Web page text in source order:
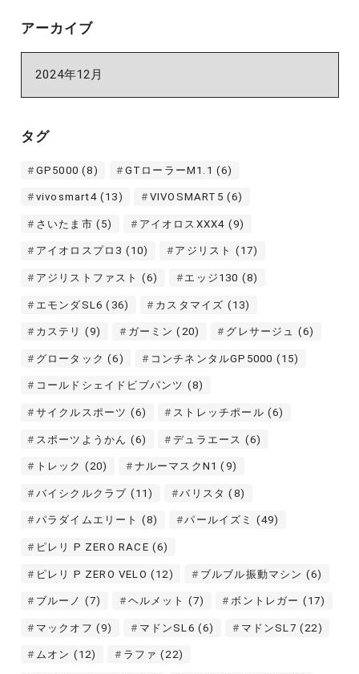
アーカイブ
ブ
タグ
GP5000 (8) GTローラーM1.1 (6)
vivosmart4(13) VIVOSMART5 (6)
さいたま市 (5) アイオロスXXX4 (9)
アイオロスプロ3 (10) アジリスト (17)
アジリストファスト (6) エッジ130 (8)
エモンダSL6 (36) カスタマイズ (13)
カステリ (9) ガーミン (20) グレサージュ (6)
グロータック (6) コンチネンタルGP5000 (15)
コールドシェイドビブパンツ (8)
サイクルスポーツ (6) ストレッチポール (6)
スポーツようかん (6) デュラエース (6)
トレック (20) ナルーマスクN1 (9)
バイシクルクラブ (11) バリスタ (8)
パラダイムエリート (8) パールイズミ (49)
ピレリ P ZERO RACE (6)
ピレリ P ZERO VELO (12) ブルブル振動マシン (6)
ブルーノ (7) ヘルメット (7) ボントレガー (17)
マックオフ (9) マドンSL6 (6) マドンSL7 (22)
ムオン (12) ラファ (22)